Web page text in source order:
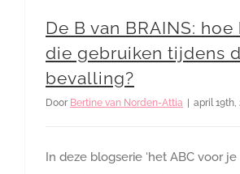
De B van BRAINS: hoe
die gebruiken tijdens
bevalling?
Door Bertine van Norden-Attia april 19th,
In deze blogserie ‘het ABC voor je